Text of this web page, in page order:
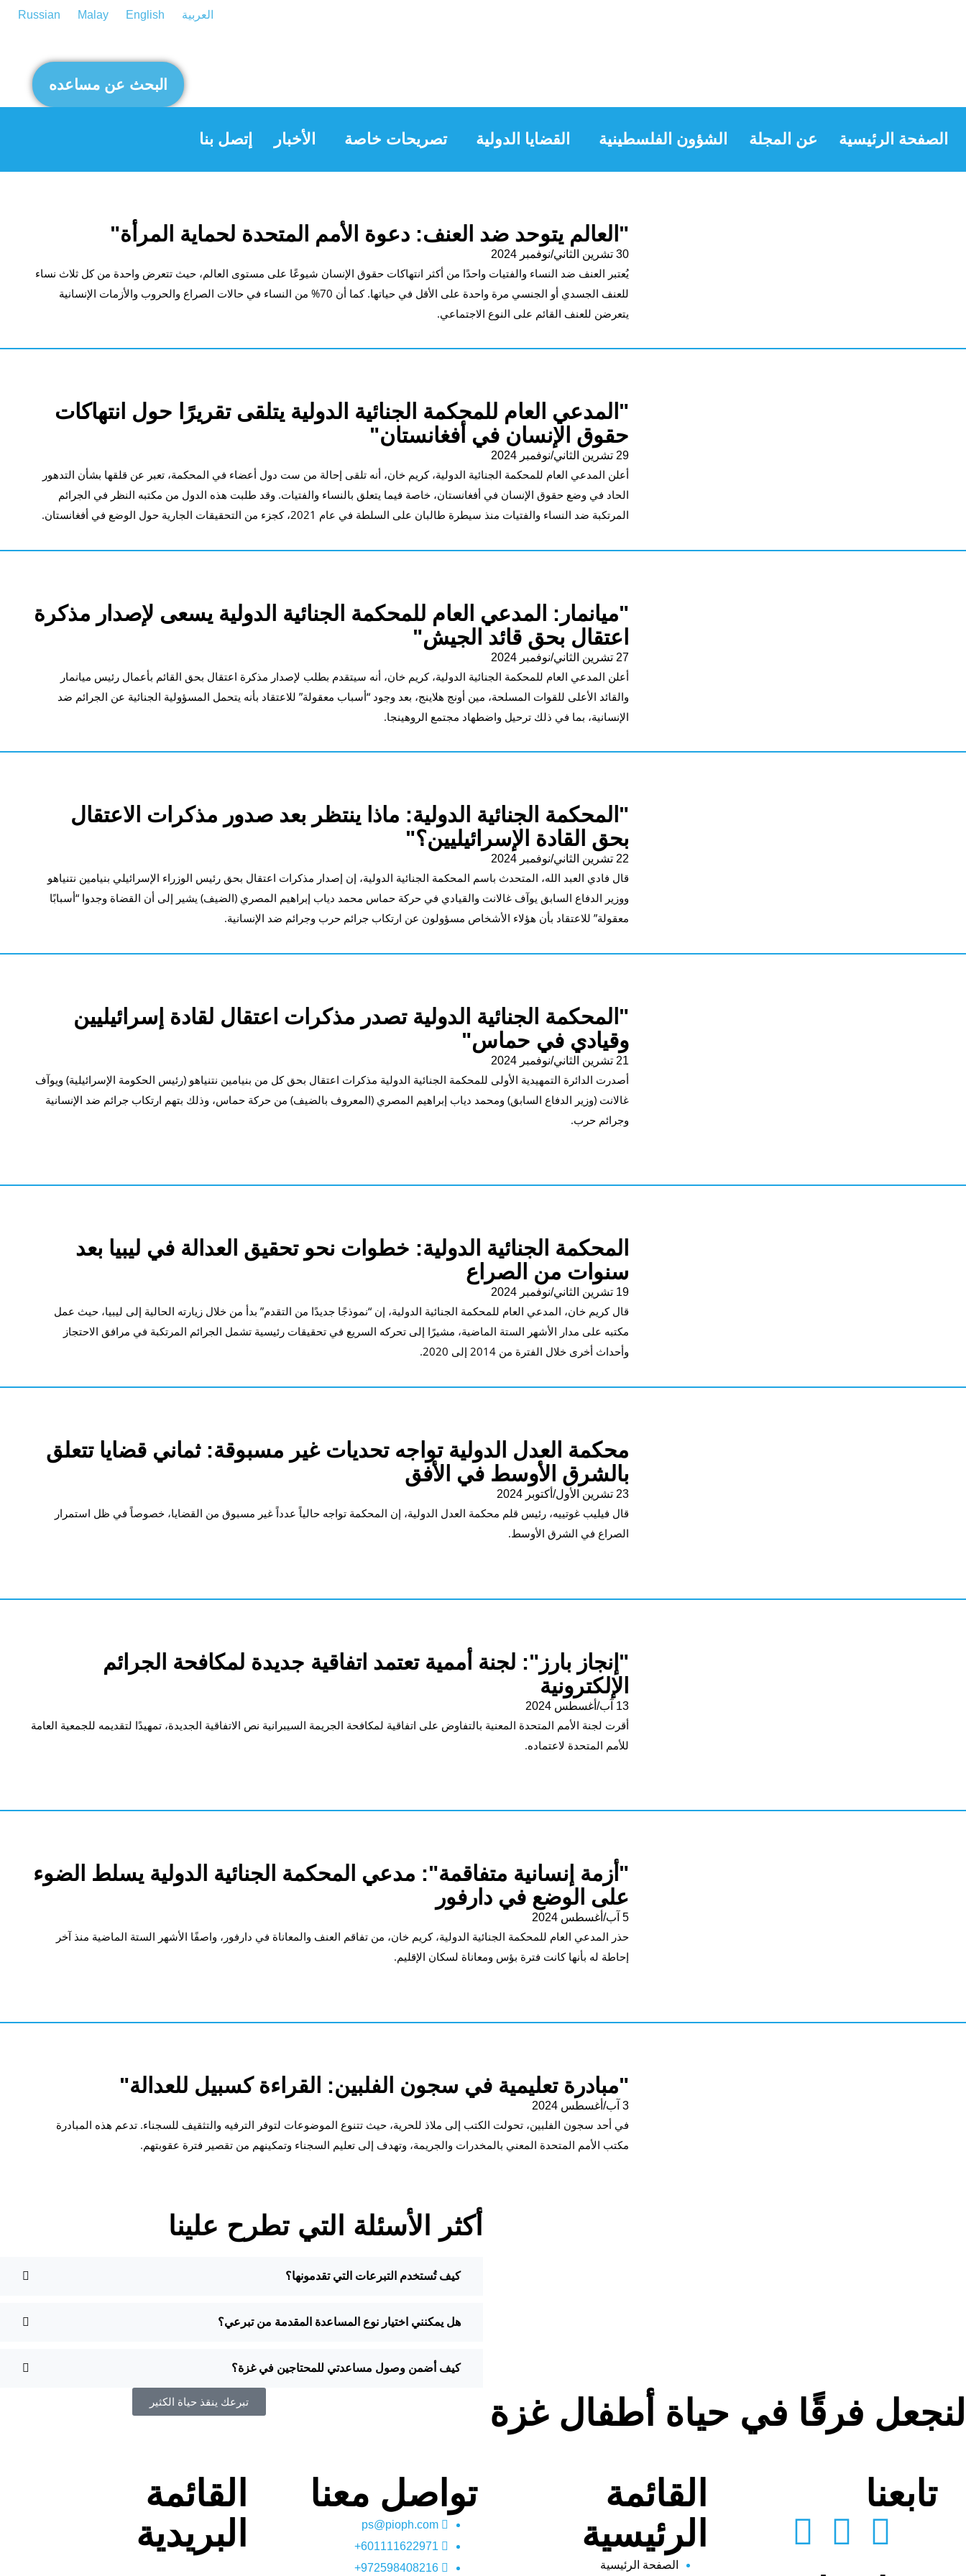
العربية English
Malay
Russian
البحث عن مساعده
الصفحة الرئيسية عن المجلة الشؤون الفلسطينية القضايا الدولية تصريحات خاصة الأخبار إتصل بنا
"العالم يتوحد ضد العنف: دعوة الأمم المتحدة لحماية المرأة"
30 تشرين الثاني/نوفمبر 2024
يُعتبر العنف ضد النساء والفتيات واحدًا من أكثر انتهاكات حقوق الإنسان شيوعًا على مستوى العالم، حيث تتعرض واحدة من كل ثلاث نساء
للعنف الجسدي أو الجنسي مرة واحدة على الأقل في حياتها. كما أن 70% من النساء في حالات الصراع والحروب والأزمات الإنسانية
يتعرضن للعنف القائم على النوع الاجتماعي.
"المدعي العام للمحكمة الجنائية الدولية يتلقى تقريرًا حول انتهاكات
حقوق الإنسان في أفغانستان"
29 تشرين الثاني/نوفمبر 2024
أعلن المدعي العام للمحكمة الجنائية الدولية، كريم خان، أنه تلقى إحالة من ست دول أعضاء في المحكمة، تعبر عن قلقها بشأن التدهور
الحاد في وضع حقوق الإنسان في أفغانستان، خاصة فيما يتعلق بالنساء والفتيات. وقد طلبت هذه الدول من مكتبه النظر في الجرائم
المرتكبة ضد النساء والفتيات منذ سيطرة طالبان على السلطة في عام 2021، كجزء من التحقيقات الجارية حول الوضع في أفغانستان.
"ميانمار: المدعي العام للمحكمة الجنائية الدولية يسعى لإصدار مذكرة
اعتقال بحق قائد الجيش"
27 تشرين الثاني/نوفمبر 2024
أعلن المدعي العام للمحكمة الجنائية الدولية، كريم خان، أنه سيتقدم بطلب لإصدار مذكرة اعتقال بحق القائم بأعمال رئيس ميانمار
والقائد الأعلى للقوات المسلحة، مين أونج هلاينج، بعد وجود “أسباب معقولة” للاعتقاد بأنه يتحمل المسؤولية الجنائية عن الجرائم ضد
الإنسانية، بما في ذلك ترحيل واضطهاد مجتمع الروهينجا.
"المحكمة الجنائية الدولية: ماذا ينتظر بعد صدور مذكرات الاعتقال
بحق القادة الإسرائيليين؟"
22 تشرين الثاني/نوفمبر 2024
قال فادي العبد الله، المتحدث باسم المحكمة الجنائية الدولية، إن إصدار مذكرات اعتقال بحق رئيس الوزراء الإسرائيلي بنيامين نتنياهو
ووزير الدفاع السابق يوآف غالانت والقيادي في حركة حماس محمد دياب إبراهيم المصري (الضيف) يشير إلى أن القضاة وجدوا “أسبابًا
معقولة” للاعتقاد بأن هؤلاء الأشخاص مسؤولون عن ارتكاب جرائم حرب وجرائم ضد الإنسانية.
"المحكمة الجنائية الدولية تصدر مذكرات اعتقال لقادة إسرائيليين
وقيادي في حماس"
21 تشرين الثاني/نوفمبر 2024
أصدرت الدائرة التمهيدية الأولى للمحكمة الجنائية الدولية مذكرات اعتقال بحق كل من بنيامين نتنياهو (رئيس الحكومة الإسرائيلية) ويوآف
غالانت (وزير الدفاع السابق) ومحمد دياب إبراهيم المصري (المعروف بالضيف) من حركة حماس، وذلك بتهم ارتكاب جرائم ضد الإنسانية
وجرائم حرب.
المحكمة الجنائية الدولية: خطوات نحو تحقيق العدالة في ليبيا بعد
سنوات من الصراع
19 تشرين الثاني/نوفمبر 2024
قال كريم خان، المدعي العام للمحكمة الجنائية الدولية، إن “نموذجًا جديدًا من التقدم” بدأ من خلال زيارته الحالية إلى ليبيا، حيث عمل
مكتبه على مدار الأشهر الستة الماضية، مشيرًا إلى تحركه السريع في تحقيقات رئيسية تشمل الجرائم المرتكبة في مرافق الاحتجاز
وأحداث أخرى خلال الفترة من 2014 إلى 2020.
محكمة العدل الدولية تواجه تحديات غير مسبوقة: ثماني قضايا تتعلق
بالشرق الأوسط في الأفق
23 تشرين الأول/أكتوبر 2024
قال فيليب غوتييه، رئيس قلم محكمة العدل الدولية، إن المحكمة تواجه حالياً عدداً غير مسبوق من القضايا، خصوصاً في ظل استمرار
الصراع في الشرق الأوسط.
"إنجاز بارز": لجنة أممية تعتمد اتفاقية جديدة لمكافحة الجرائم
الإلكترونية
13 آب/أغسطس 2024
أقرت لجنة الأمم المتحدة المعنية بالتفاوض على اتفاقية لمكافحة الجريمة السيبرانية نص الاتفاقية الجديدة، تمهيدًا لتقديمه للجمعية العامة
للأمم المتحدة لاعتماده.
"أزمة إنسانية متفاقمة": مدعي المحكمة الجنائية الدولية يسلط الضوء
على الوضع في دارفور
5 آب/أغسطس 2024
حذر المدعي العام للمحكمة الجنائية الدولية، كريم خان، من تفاقم العنف والمعاناة في دارفور، واصفًا الأشهر الستة الماضية منذ آخر
إحاطة له بأنها كانت فترة بؤس ومعاناة لسكان الإقليم.
"مبادرة تعليمية في سجون الفلبين: القراءة كسبيل للعدالة"
3 آب/أغسطس 2024
في أحد سجون الفلبين، تحولت الكتب إلى ملاذ للحرية، حيث تتنوع الموضوعات لتوفر الترفيه والتثقيف للسجناء. تدعم هذه المبادرة
مكتب الأمم المتحدة المعني بالمخدرات والجريمة، وتهدف إلى تعليم السجناء وتمكينهم من تقصير فترة عقوبتهم.
أكثر الأسئلة التي تطرح علينا
كيف تُستخدم التبرعات التي تقدمونها؟
هل يمكنني اختيار نوع المساعدة المقدمة من تبرعي؟
كيف أضمن وصول مساعدتي للمحتاجين في غزة؟
لنجعل فرقًا في حياة أطفال غزة تبرعك ينقذ حياة الكثير
تابعنا
القائمة
الرئيسية
الصفحة الرئيسية
تواصل معنا
ps@pioph.com
601111622971+
972598408216+
القائمة
البريدية